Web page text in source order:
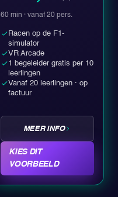
60 min · vanaf 20 pers.
Racen op de F1-
simulator
VR Arcade
1 begeleider gratis per 10
leerlingen
Vanaf 20 leerlingen · op
factuur
MEER INFO
KIES DIT
VOORBEELD